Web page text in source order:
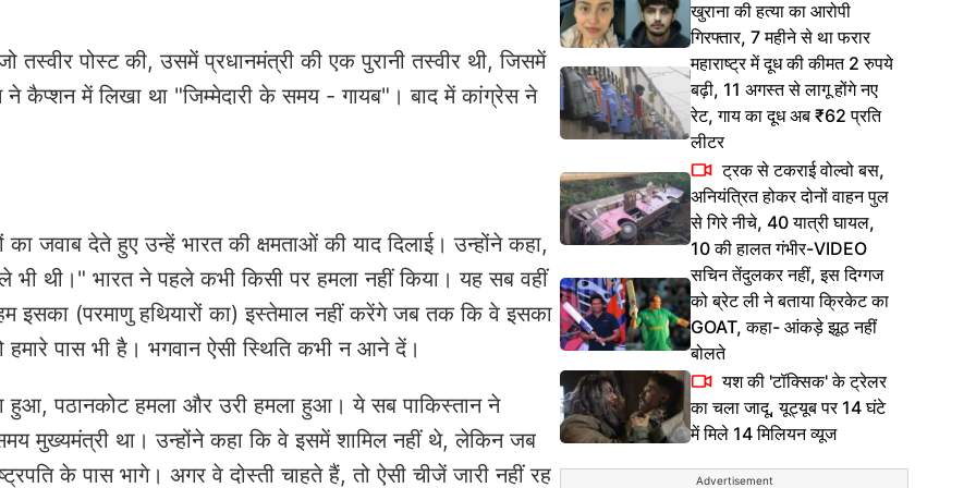
तस्वीर पोस्ट की, उसमें प्रधानमंत्री की एक पुरानी तस्वीर थी, जिसमें
कैप्शन में लिखा था "जिम्मेदारी के समय - गायब"। बाद में कांग्रेस ने
जवाब देते हुए उन्हें भारत की क्षमताओं की याद दिलाई। उन्होंने कहा,
भी थी।" भारत ने पहले कभी किसी पर हमला नहीं किया। यह सब वहीं
(परमाणु हथियारों का) इस्तेमाल नहीं करेंगे जब तक कि वे इसका
पास भी है। भगवान ऐसी स्थिति कभी न आने दें।
हुआ, पठानकोट हमला और उरी हमला हुआ। ये सब पाकिस्तान ने
मुख्यमंत्री था। उन्होंने कहा कि वे इसमें शामिल नहीं थे, लेकिन जब
के पास भागे। अगर वे दोस्ती चाहते हैं, तो ऐसी चीजें जारी नहीं रह
खुराना की हत्या का आरोपी
गिरफ्तार, 7 महीने से था फरार
महाराष्ट्र में दूध की कीमत 2 रुपये
बढ़ी, 11 अगस्त से लागू होंगे नए
रेट, गाय का दूध अब ₹62 प्रति
लीटर
ट्रक से टकराई वोल्वो बस,
अनियंत्रित होकर दोनों वाहन पुल
से गिरे नीचे, 40 यात्री घायल,
10 की हालत गंभीर-VIDEO
सचिन तेंदुलकर नहीं, इस दिग्गज
को ब्रेट ली ने बताया क्रिकेट का
GOAT, कहा- आंकड़े झूठ नहीं
बोलते
यश की 'टॉक्सिक' के ट्रेलर
का चला जादू, यूट्यूब पर 14 घंटे
में मिले 14 मिलियन व्यूज
Advertisement